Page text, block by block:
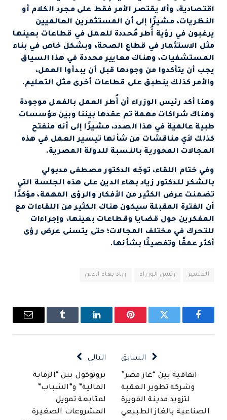
اقتصادية، وألا يقتصر الأمر فقط على مجرد الكلام أو
النظريات، مشيرًا إلى أن المستثمرين العالميين
يرغبون في رؤية أُطر مُحددة للعمل في قطاعات بعينها
مثل الاستثمار في قطاع الصحة، وبشكل خاص في بناء
المستشفيات، وهناك معايير محددة في هذا السياق
يجب أن يتأكدوا من وجودها قبل أن يبدأوا العمل،
والأمر كذلك ينطبق على قطاعات أخرى مثل التعليم.
وهنا أكد رئيس الوزراء أن أُطر العمل بالفعل موجودة
وهناك شراكات مهمة تم عقدها بيننا وبين مؤسسات
طبية عالمية في هذا الصدد، مشيرًا إلى أنه منفتح
كذلك لأي مناقشات من شأنها تيسير العمل في هذه
المجالات المحورية بالنسبة للدولة المصرية.
وفي ختام اللقاء، توجّه الدكتور مصطفى مدبولي
بالشكر للدكتور زياد بهاء الدين على هذه الجلسة التي
تضمنت عرض الكثير من الأفكار والرؤى المهمة، مؤكدًا
أن الفترة المقبلة سيكون هناك الكثير من اللقاءات مع
المفكرين حول قضايا وقطاعات بعينها، وإجراءات
للتحرك في مختلف المجالات؛ حتى يتسنى عرض رؤى
أكثر عمقًا وتفصيلًا بشأنها.
المتميز رئيس الوزراء زياد بهاء الدين
فيسبوك تويتر بينتيريستلينكدإن Tumblr
البريد
السابق
اتفاقية بين “غاز مصر”
وشركة تطوير العقبة
لتزويد مدينة القويرة
الصناعية بالغاز الطبيعي
التالي
بروتوكول بين “الرقابة
المالية” و”الشباب”
لمتابعة تمويل
المشروعات الصغيرة